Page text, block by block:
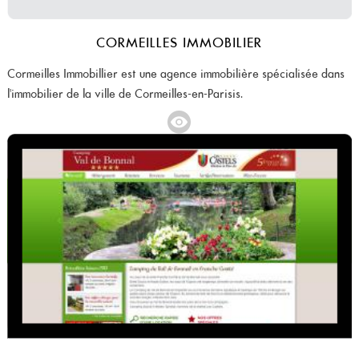
CORMEILLES IMMOBILIER
Cormeilles Immobillier est une agence immobilière spécialisée dans
l'immobilier de la ville de Cormeilles-en-Parisis.